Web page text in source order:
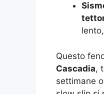
Questo
Cascadia,
settimane